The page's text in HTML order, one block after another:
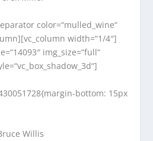
color=“mulled_wine“
width=“1/4″]
img_size=“full“
bottom: 15px
Willis